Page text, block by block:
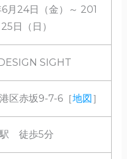
月24日（金）～ 201
日（日）
SIGHT
区赤坂9-7-6［地図 ］
徒歩5分